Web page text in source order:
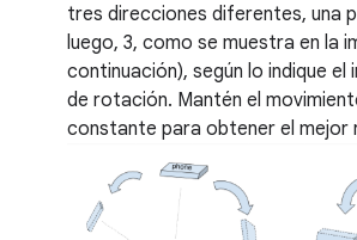
tres direcciones diferentes, una
luego, 3, como se muestra en la
continuación), según lo indique el
de rotación. Mantén el
constante para obtener el mejor